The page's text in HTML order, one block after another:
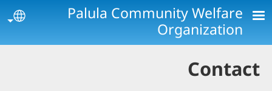
Skip to main content
Palula Community Welfare
Organization
Contact